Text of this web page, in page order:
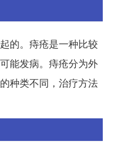
的。痔疮是一种比较
能发病。痔疮分为外
种类不同，治疗方法